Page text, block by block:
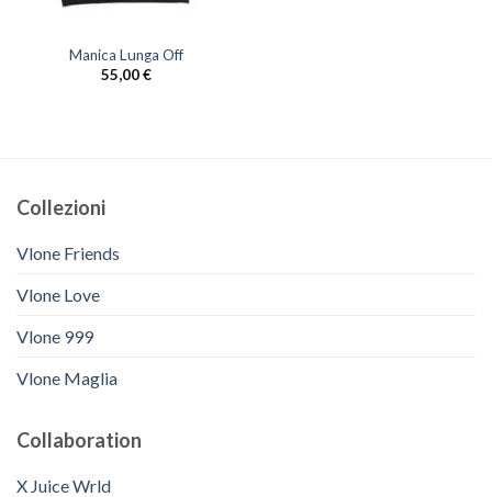
Manica Lunga Off
55,00€
Collezioni
Vlone Friends
Vlone Love
Vlone 999
Vlone Maglia
Collaboration
X Juice Wrld